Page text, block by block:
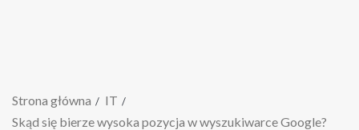
Strona główna
IT
Skąd się bierze wysoka pozycja w wyszukiwarce Google?